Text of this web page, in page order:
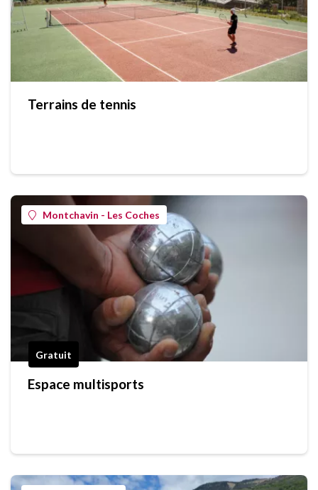
Terrains de tennis
Montchavin - Les Coches
Gratuit
Espace multisports